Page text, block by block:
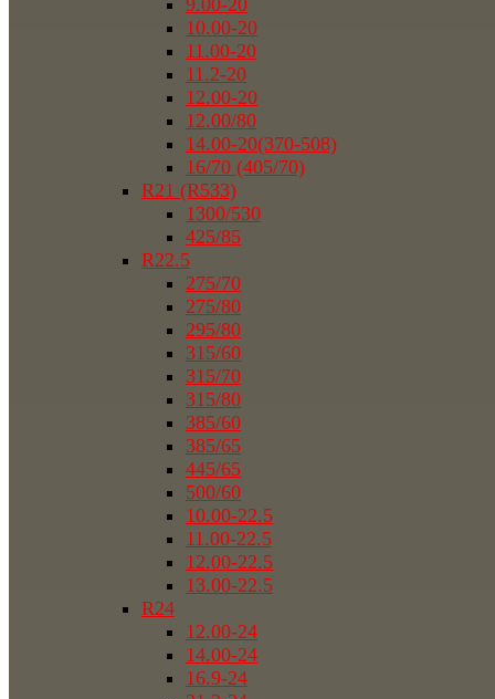
9.00-20
10.00-20
11.00-20
11.2-20
12.00-20
12.00/80
14.00-20(370-508)
16/70 (405/70)
R21 (R533)
1300/530
425/85
R22.5
275/70
275/80
295/80
315/60
315/70
315/80
385/60
385/65
445/65
500/60
10.00-22.5
11.00-22.5
12.00-22.5
13.00-22.5
R24
12.00-24
14.00-24
16.9-24